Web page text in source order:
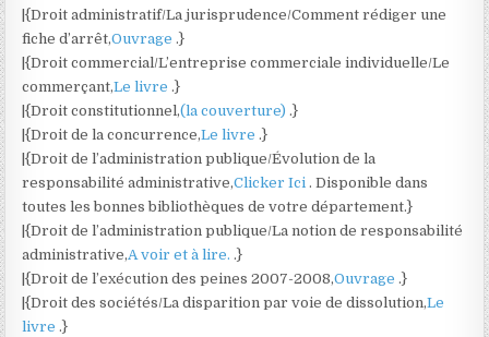
|{Droit administratif/La jurisprudence/Comment rédiger une
fiche d’arrêt,Ouvrage .}
|{Droit commercial/L’entreprise commerciale individuelle/Le
commerçant,Le livre .}
|{Droit constitutionnel,(la couverture) .}
|{Droit de la concurrence,Le livre .}
|{Droit de l’administration publique/Évolution de la
responsabilité administrative,Clicker Ici . Disponible dans
toutes les bonnes bibliothèques de votre département.}
|{Droit de l’administration publique/La notion de responsabilité
administrative,A voir et à lire. .}
|{Droit de l’exécution des peines 2007-2008,Ouvrage .}
|{Droit des sociétés/La disparition par voie de dissolution,Le
livre .}